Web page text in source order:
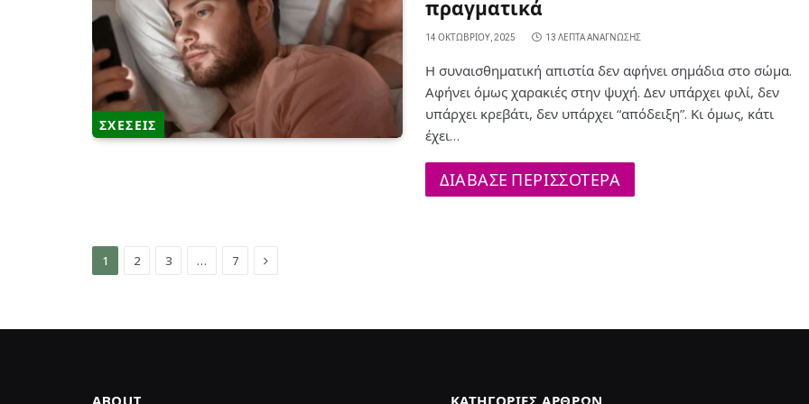
ΣΧΕΣΕΙΣ
πραγματικά
14 ΟΚΤΩΒΡΊΟΥ, 2025 13 ΛΕΠΤΆ ΑΝΆΓΝΩΣΗΣ
Η συναισθηματική απιστία δεν αφήνει σημάδια στο σώμα.
Αφήνει όμως χαρακιές στην ψυχή. Δεν υπάρχει φιλί, δεν
υπάρχει κρεβάτι, δεν υπάρχει “απόδειξη”. Κι όμως, κάτι
έχει…
ΔΙΑΒΑΣΕ ΠΕΡΙΣΣΟΤΕΡΑ
1 2 3 … 7 Επόμενο